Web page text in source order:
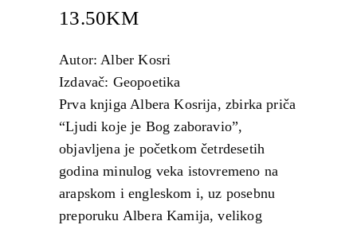
13.50KM
Autor: Alber Kosri
Izdavač: Geopoetika
Prva knjiga Albera Kosrija, zbirka priča
“Ljudi koje je Bog zaboravio”,
objavljena je početkom četrdesetih
godina minulog veka istovremeno na
arapskom i engleskom i, uz posebnu
preporuku Albera Kamija, velikog